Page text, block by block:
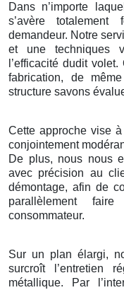
Dans n’importe
s’avère totalement
demandeur. Notre
et une techniques
l’efficacité dudit
fabrication, de
structure savons
Cette approche vise
conjointement
De plus, nous nous
avec précision au
démontage, afin de
parallèlement
consommateur.
Sur un plan élargi,
surcroît l’entretien
métallique. Par